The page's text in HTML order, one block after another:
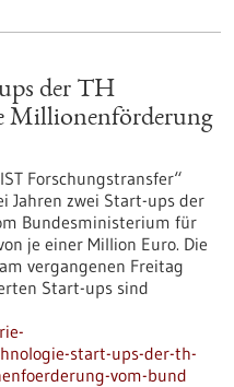
der TH
Millionenförderung
Forschungstransfer“
Jahren zwei Start-ups der
Bundesministerium für
je einer Million Euro. Die
vergangenen Freitag
Start-ups sind
start-ups-der-th-
vom-bund